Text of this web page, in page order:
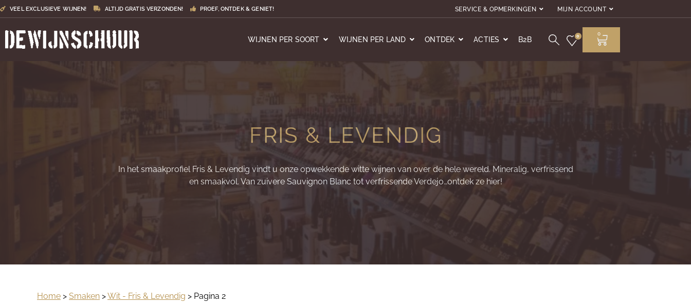
VEEL EXCLUSIEVE WIJNEN! ALTIJD GRATIS VERZONDEN! PROEF, ONTDEK & GENIET! SERVICE & OPMERKINGEN MIJN ACCOUNT
WIJNEN PER SOORT WIJNEN PER LAND ONTDEK ACTIES B2B 0 0
FRIS & LEVENDIG
In het smaakprofiel Fris & Levendig vindt u onze opwekkende witte wijnen van over de hele wereld. Mineralig, verfrissend
en smaakvol. Van zuivere Sauvignon Blanc tot verfrissende Verdejo…ontdek ze hier!
Home > Smaken >Wit - Fris & Levendig > Pagina 2